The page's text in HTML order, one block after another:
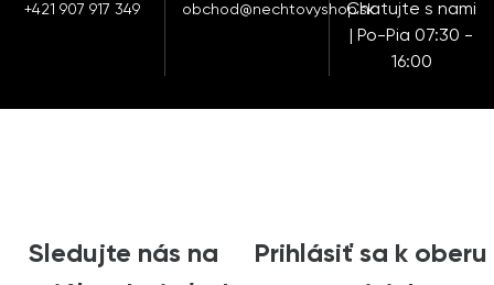
+421 907 917 349 obchod@nechtovyshop.skChatujte s nami
| Po-Pia 07:30 -
16:00
Sledujte nás na
Prihlásiť sa k oberu